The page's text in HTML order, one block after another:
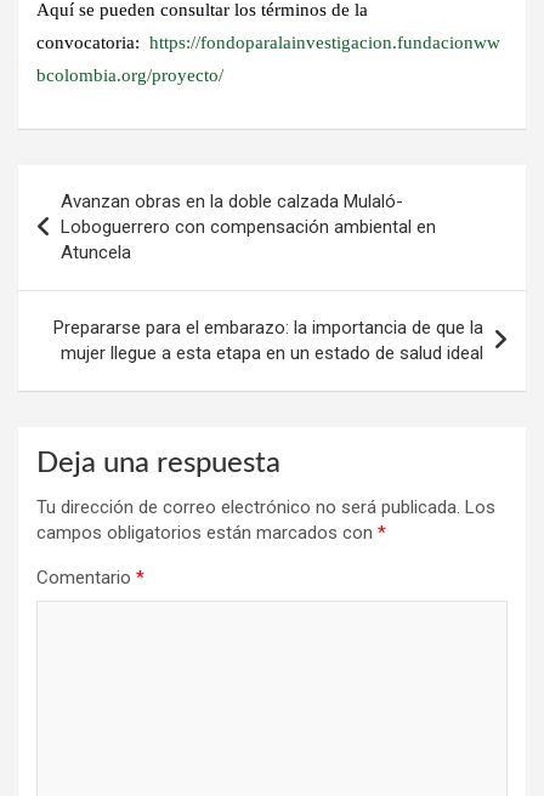
Aquí se pueden consultar los términos de la
convocatoria: https://fondoparalainvestigacion.fundacionww
bcolombia.org/proyecto/
de
entradas
Avanzan obras en la doble calzada Mulaló-
Loboguerrero con compensación ambiental en
Atuncela
Prepararse para el embarazo: la importancia de que la
mujer llegue a esta etapa en un estado de salud ideal
Deja una respuesta
Tu dirección de correo electrónico no será publicada. Los
campos obligatorios están marcados con *
Comentario *